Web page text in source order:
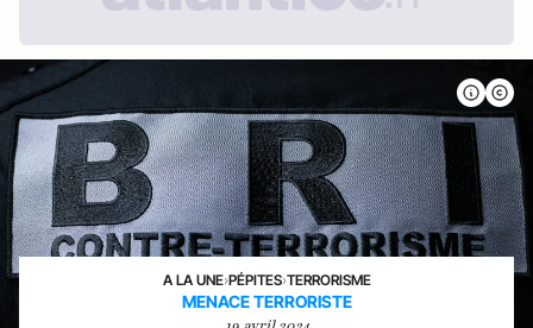
A LA UNE›PÉPITES›TERRORISME
MENACE TERRORISTE